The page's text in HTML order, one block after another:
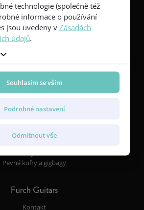
Red Series
Yellow Series
Green Series
Blue Series
Vlastnosti
Tvary těla a rozměry
Dřeva
Povrchové úpravy
CNR System® Active
Pevné kufry a gigbagy
Furch Guitars
Kontakt
technologie (společně též
informace o používání
jsou uvedeny vZásadách
údajů.
Souhlasím se vším
Podrobné nastavení
Odmítnout vše